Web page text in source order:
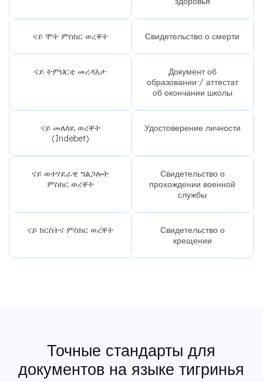
ናይ ሞት ምስክር ወረቐት Свидетельство о смерти
ናይ ትምህርቲ መረዳእታ
Документ об
образовании / аттестат
об окончании школы
ናይ መለለዪ ወረቐት
(Indebet)
Удостоверение личности
ናይ ወተሃደራዊ ግልጋሎት
ምስክር ወረቐት
Свидетельство о
прохождении военной
службы
ናይ ክርስትና ምስክር ወረቐት
Свидетельство о
крещении
Точные стандарты для
документов на языке тигринья